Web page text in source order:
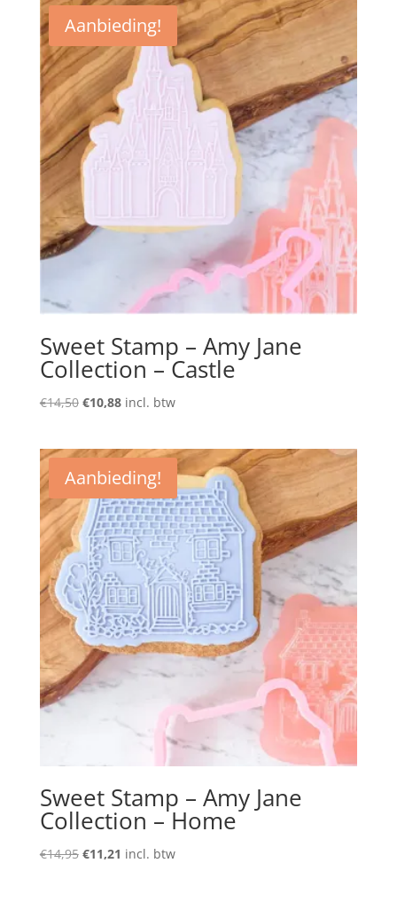
€14,50.€10,88.
Aanbieding!
Sweet Stamp – Amy Jane
Collection – Castle
€14,50 Oorspronkelijke
€14,50.
€10,88Huidige
€10,88.
incl. btw
Aanbieding!
Sweet Stamp – Amy Jane
Collection – Home
€14,95 Oorspronkelijke
€11,21 Huidige
incl. btw